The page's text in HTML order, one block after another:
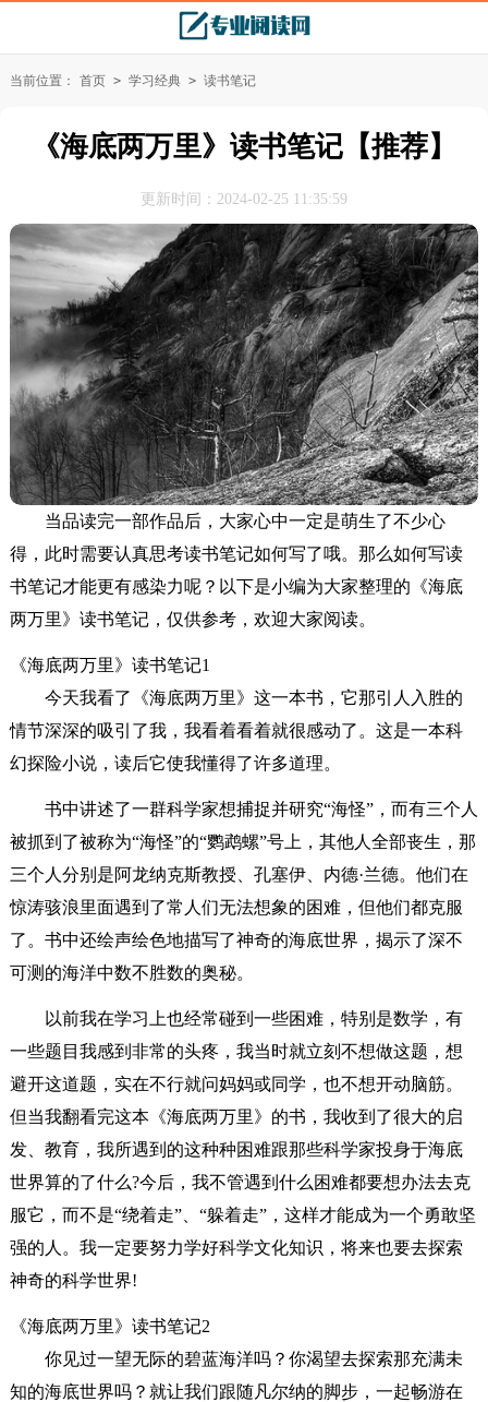
当前位置： 首页 > 学习经典 > 读书笔记
《海底两万里》读书笔记【推荐】
更新时间：2024-02-25 11:35:59
当品读完一部作品后，大家心中一定是萌生了不少心
得，此时需要认真思考读书笔记如何写了哦。那么如何写读
书笔记才能更有感染力呢？以下是小编为大家整理的《海底
两万里》读书笔记，仅供参考，欢迎大家阅读。
《海底两万里》读书笔记1
今天我看了《海底两万里》这一本书，它那引人入胜的
情节深深的吸引了我，我看着看着就很感动了。这是一本科
幻探险小说，读后它使我懂得了许多道理。
书中讲述了一群科学家想捕捉并研究“海怪”，而有三个人
被抓到了被称为“海怪”的“鹦鹉螺”号上，其他人全部丧生，那
三个人分别是阿龙纳克斯教授、孔塞伊、内德·兰德。他们在
惊涛骇浪里面遇到了常人们无法想象的困难，但他们都克服
了。书中还绘声绘色地描写了神奇的海底世界，揭示了深不
可测的海洋中数不胜数的奥秘。
以前我在学习上也经常碰到一些困难，特别是数学，有
一些题目我感到非常的头疼，我当时就立刻不想做这题，想
避开这道题，实在不行就问妈妈或同学，也不想开动脑筋。
但当我翻看完这本《海底两万里》的书，我收到了很大的启
发、教育，我所遇到的这种种困难跟那些科学家投身于海底
世界算的了什么?今后，我不管遇到什么困难都要想办法去克
服它，而不是“绕着走”、“躲着走”，这样才能成为一个勇敢坚
强的人。我一定要努力学好科学文化知识，将来也要去探索
神奇的科学世界!
《海底两万里》读书笔记2
你见过一望无际的碧蓝海洋吗？你渴望去探索那充满未
知的海底世界吗？就让我们跟随凡尔纳的脚步，一起畅游在